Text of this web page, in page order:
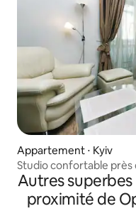
Appartement ⋅ Kyiv
Studio confortable près
Autres
proximité de